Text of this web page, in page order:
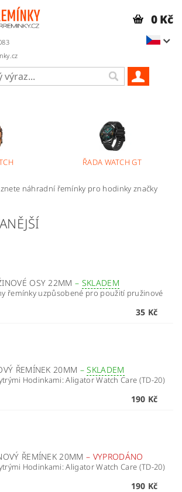
0 Kč
ŘADA WATCH GT
náhradní řemínky pro hodinky značky
OSY 22MM– SKLADEM
řemínky uzpůsobené pro použití pružinové
35 Kč
ŘEMÍNEK 20MM –SKLADEM
Hodinkami: Aligator Watch Care (TD-20)
190 Kč
ŘEMÍNEK 20MM– VYPRODÁNO
Hodinkami: Aligator Watch Care (TD-20)
190 Kč